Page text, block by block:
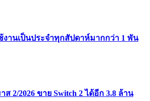
งานเป็นประจำทุกสัปดาห์มากกว่า 1 พัน
ส 2/2026 ขาย Switch 2 ได้อีก 3.8 ล้าน